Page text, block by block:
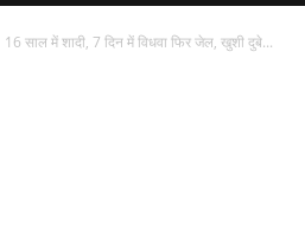
16 साल में शादी, 7 दिन में विधवा फिर जेल, खुशी दुबे...